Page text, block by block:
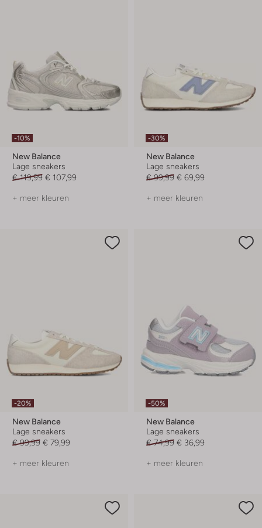
-10%
New Balance
Lage sneakers
€ 119,99 € 107,99
+ meer kleuren
-30%
New Balance
Lage sneakers
€ 99,99 € 69,99
+ meer kleuren
-20%
New Balance
Lage sneakers
€ 99,99 € 79,99
+ meer kleuren
-50%
New Balance
Lage sneakers
€ 74,99 € 36,99
+ meer kleuren